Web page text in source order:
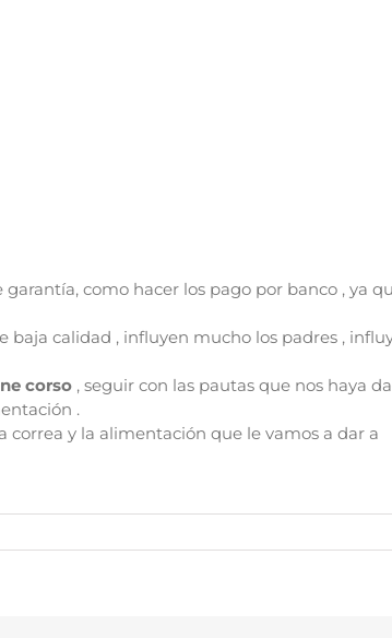
como hacer los pago por banco , ya
baja calidad , influyen mucho los padres ,
corso, seguir con las pautas que nos haya
.
correa y la alimentación que le vamos a dar a